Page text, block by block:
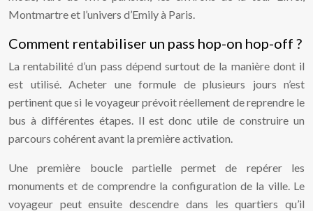
Montmartre et l’univers d’Emily à Paris.
Comment rentabiliser un pass hop-on hop-off ?
La rentabilité d’un pass dépend surtout de la manière dont il
est utilisé. Acheter une formule de plusieurs jours n’est
pertinent que si le voyageur prévoit réellement de reprendre le
bus à différentes étapes. Il est donc utile de construire un
parcours cohérent avant la première activation.
Une première boucle partielle permet de repérer les
monuments et de comprendre la configuration de la ville. Le
voyageur peut ensuite descendre dans les quartiers qu’il